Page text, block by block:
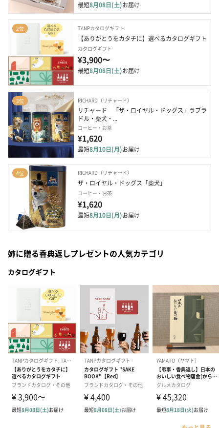
最短8月08日(土)お届け
2位 TANPカタログギフト
【ありがとうをカタチに】選べるカタログギフト
カタログギフト
¥3,900〜
最短8月08日(土)お届け
3位 RICHARD（リチャード）
リチャード　「ザ・ロイヤル・ドッグス」ラブラ
ドル・柴犬・...
コーヒー・お茶
¥1,620
最短8月10日(月)お届け
4位 RICHARD（リチャード）
ザ・ロイヤル・ドッグス「柴犬」
コーヒー・お茶
¥1,620
最短8月10日(月)お届け
姉に贈る香典返しプレゼントの人気カテゴリ
カタログギフト